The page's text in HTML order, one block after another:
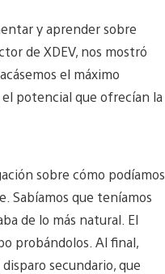
y aprender sobre
de XDEV, nos mostró
el máximo
potencial que ofrecían la
sobre cómo podíamos
Sabíamos que teníamos
de lo más natural. El
probándolos. Al final,
secundario, que